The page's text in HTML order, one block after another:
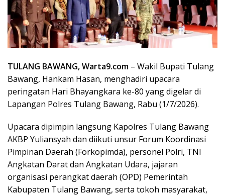
TULANG BAWANG, Warta9.com – Wakil Bupati Tulang
Bawang, Hankam Hasan, menghadiri upacara
peringatan Hari Bhayangkara ke-80 yang digelar di
Lapangan Polres Tulang Bawang, Rabu (1/7/2026).
Upacara dipimpin langsung Kapolres Tulang Bawang
AKBP Yuliansyah dan diikuti unsur Forum Koordinasi
Pimpinan Daerah (Forkopimda), personel Polri, TNI
Angkatan Darat dan Angkatan Udara, jajaran
organisasi perangkat daerah (OPD) Pemerintah
Kabupaten Tulang Bawang, serta tokoh masyarakat,